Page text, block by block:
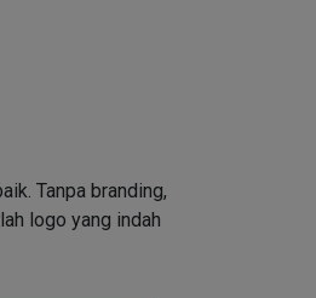
Tanpa branding,
logo yang indah